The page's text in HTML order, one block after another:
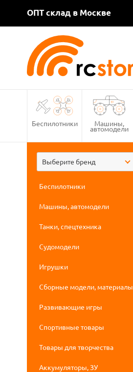
ОПТ склад в Москве
Беспилотники Машины,
автомодели
Выберите бренд
Беспилотники
Машины, автомодели
Танки, спецтехника
Судомодели
Игрушки
Сборные модели, материалы
Развивающие игры
Спортивные товары
Товары для творчества
Аккумуляторы, ЗУ